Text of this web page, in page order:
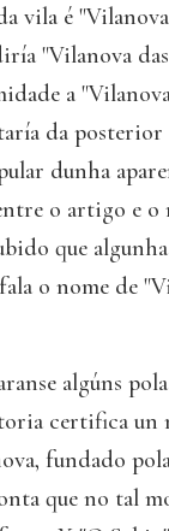
vila é
"Vilanova
a
da
dunha
o artigo e o
que
o nome de
algúns
certifica un
fundado
que no tal